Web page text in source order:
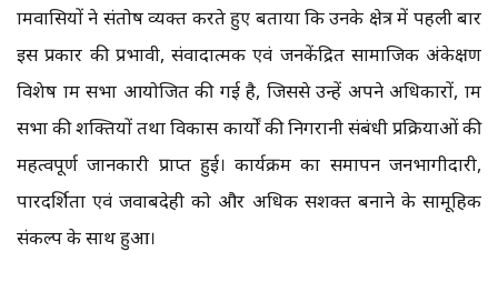
ग्रामवासियों ने संतोष व्यक्त करते हुए बताया कि उनके क्षेत्र में पहली बार
इस प्रकार की प्रभावी, संवादात्मक एवं जनकेंद्रित सामाजिक अंकेक्षण
विशेष ग्राम सभा आयोजित की गई है, जिससे उन्हें अपने अधिकारों, ग्राम
सभा की शक्तियों तथा विकास कार्यों की निगरानी संबंधी प्रक्रियाओं की
महत्वपूर्ण जानकारी प्राप्त हुई। कार्यक्रम का समापन जनभागीदारी,
पारदर्शिता एवं जवाबदेही को और अधिक सशक्त बनाने के सामूहिक
संकल्प के साथ हुआ।